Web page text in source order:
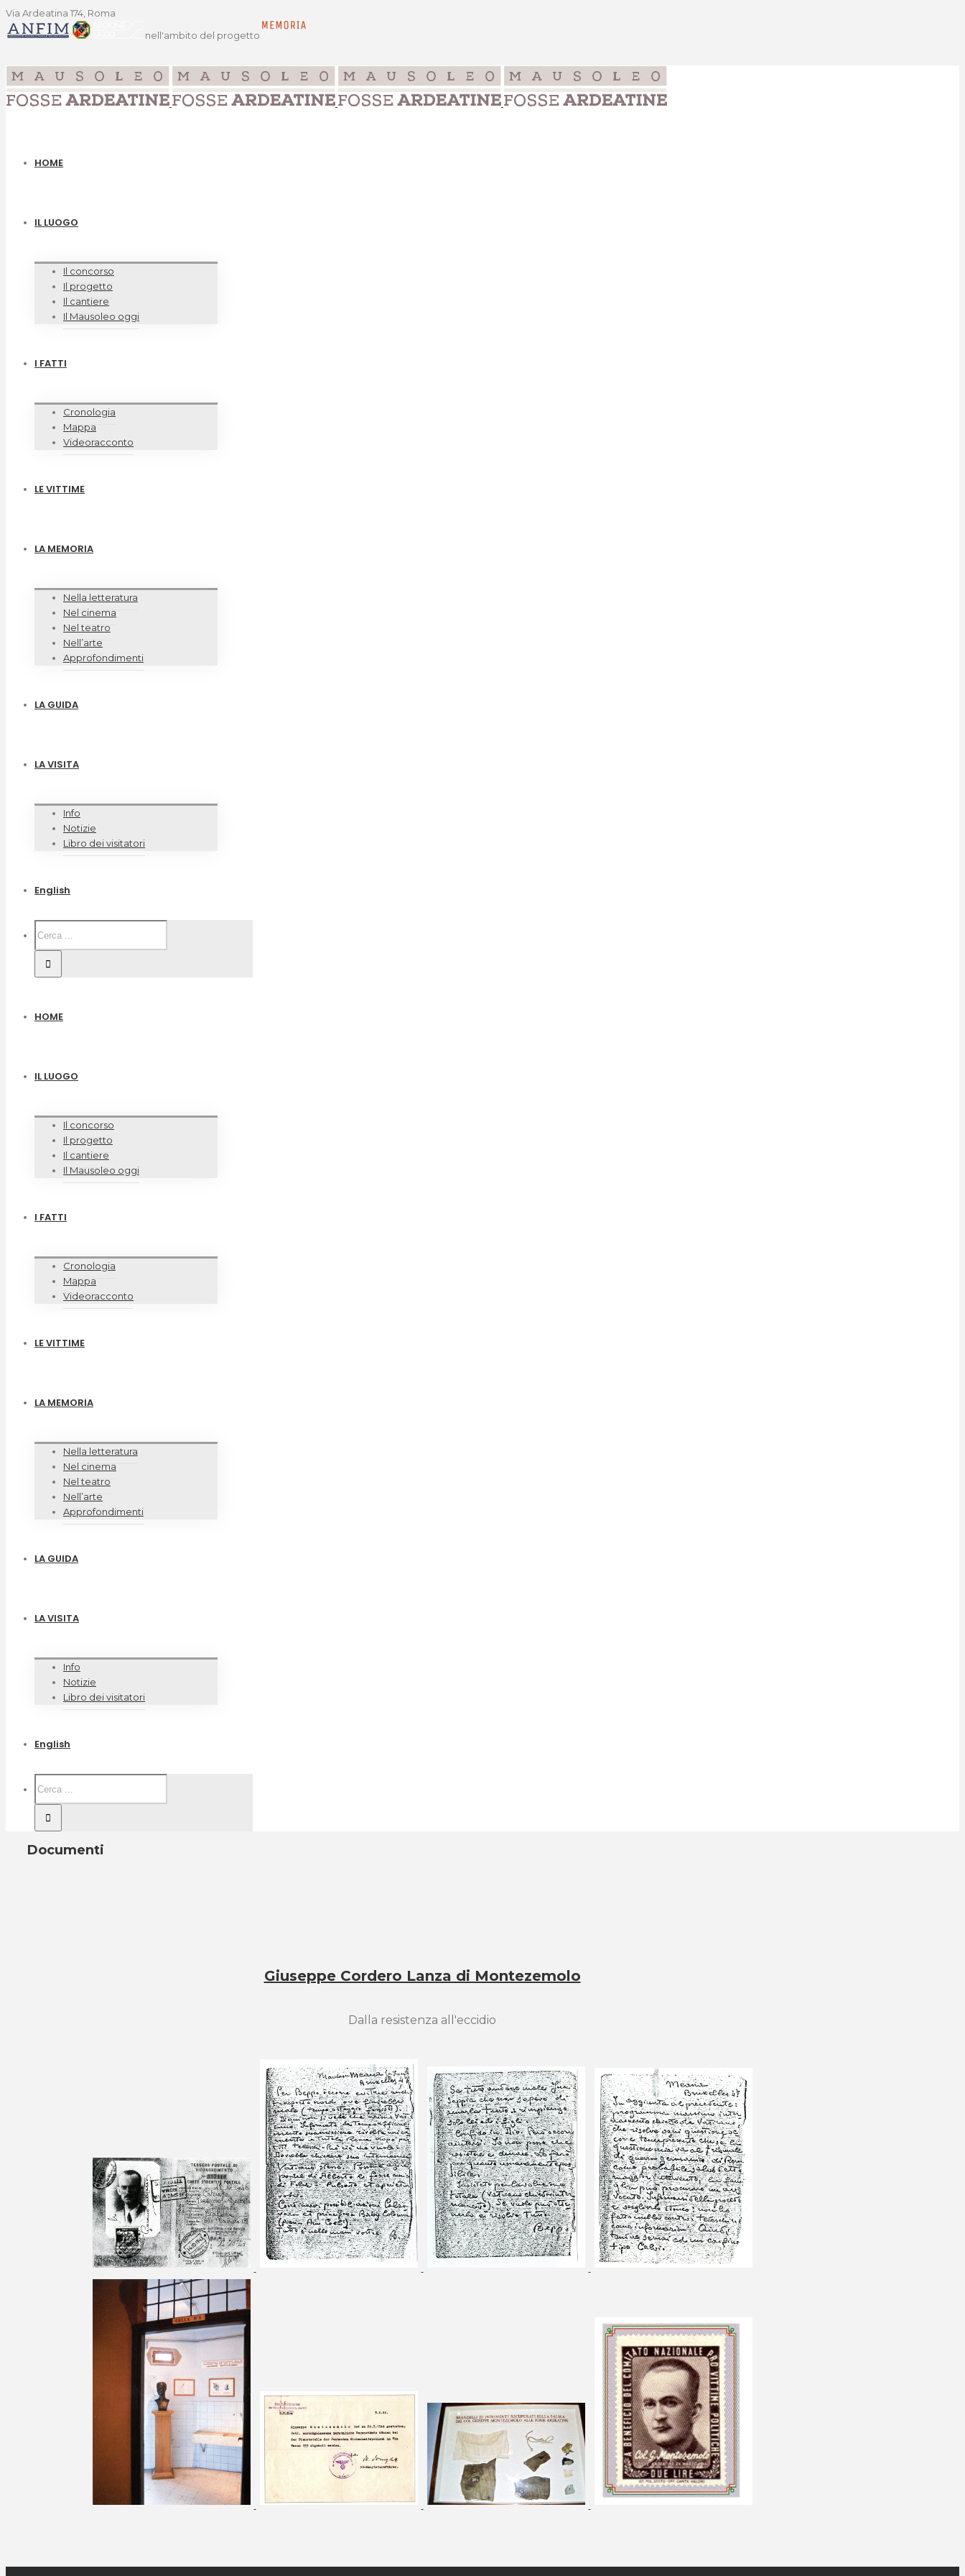
Via Ardeatina 174, Roma
nell'ambito del progetto
HOME
IL LUOGO
Il concorso
Il progetto
Il cantiere
Il Mausoleo oggi
I FATTI
Cronologia
Mappa
Videoracconto
LE VITTIME
LA MEMORIA
Nella letteratura
Nel cinema
Nel teatro
Nell’arte
Approfondimenti
LA GUIDA
LA VISITA
Info
Notizie
Libro dei visitatori
English
HOME
IL LUOGO
Il concorso
Il progetto
Il cantiere
Il Mausoleo oggi
I FATTI
Cronologia
Mappa
Videoracconto
LE VITTIME
LA MEMORIA
Nella letteratura
Nel cinema
Nel teatro
Nell’arte
Approfondimenti
LA GUIDA
LA VISITA
Info
Notizie
Libro dei visitatori
English
Documenti
Giuseppe Cordero Lanza di Montezemolo
Dalla resistenza all'eccidio